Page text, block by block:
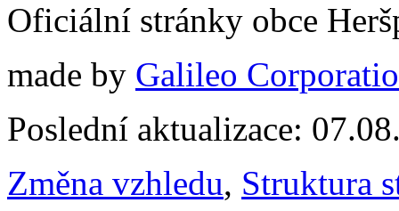
Oficiální stránky obce
made by Galileo
Poslední aktualizace:
Změna vzhledu, Struktura